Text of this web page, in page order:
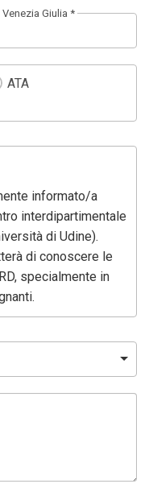
Giulia *
ATA
informato/a
interdipartimentale
di Udine).
di conoscere le
specialmente in